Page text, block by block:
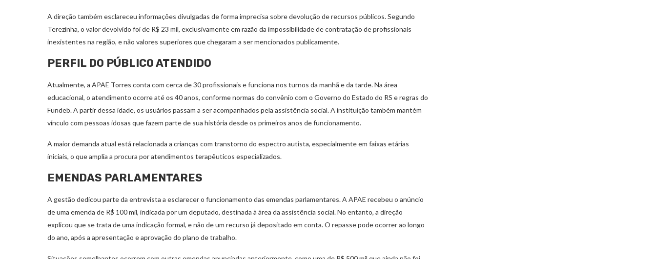
A direção também esclareceu informações divulgadas de forma imprecisa sobre devolução de recursos públicos. Segundo
Terezinha, o valor devolvido foi de R$ 23 mil, exclusivamente em razão da impossibilidade de contratação de profissionais
inexistentes na região, e não valores superiores que chegaram a ser mencionados publicamente.
PERFIL DO PÚBLICO ATENDIDO
Atualmente, a APAE Torres conta com cerca de 30 profissionais e funciona nos turnos da manhã e da tarde. Na área
educacional, o atendimento ocorre até os 40 anos, conforme normas do convênio com o Governo do Estado do RS e regras do
Fundeb. A partir dessa idade, os usuários passam a ser acompanhados pela assistência social. A instituição também mantém
vínculo com pessoas idosas que fazem parte de sua história desde os primeiros anos de funcionamento.
A maior demanda atual está relacionada a crianças com transtorno do espectro autista, especialmente em faixas etárias
iniciais, o que amplia a procura por atendimentos terapêuticos especializados.
EMENDAS PARLAMENTARES
A gestão dedicou parte da entrevista a esclarecer o funcionamento das emendas parlamentares. A APAE recebeu o anúncio
de uma emenda de R$ 100 mil, indicada por um deputado, destinada à área da assistência social. No entanto, a direção
explicou que se trata de uma indicação formal, e não de um recurso já depositado em conta. O repasse pode ocorrer ao longo
do ano, após a apresentação e aprovação do plano de trabalho.